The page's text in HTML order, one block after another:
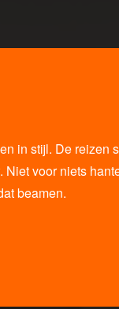
in stijl. De reizen
voor niets
beamen.